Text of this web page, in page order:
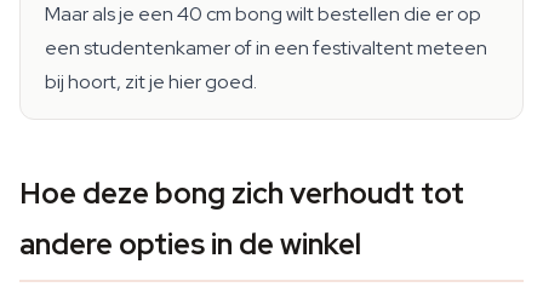
Maar als je een 40 cm bong wilt bestellen die er op
een studentenkamer of in een festivaltent meteen
bij hoort, zit je hier goed.
Hoe deze bong zich verhoudt tot
andere opties in de winkel